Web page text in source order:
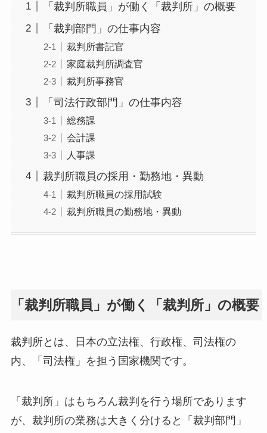
「裁判所職員」が働く「裁判所」の概要
「裁判部門」の仕事内容
裁判所書記官
家庭裁判所調査官
裁判所事務官
「司法行政部門」の仕事内容
総務課
会計課
人事課
裁判所職員の採用・勤務地・異動
裁判所職員の採用試験
裁判所職員の勤務地・異動
「裁判所職員」が働く「裁判所」の概要
裁判所とは、日本の立法権、行政権、司法権の
内、「司法権」を担う国家機関です。
「裁判所」はもちろん裁判を行う場所であります
が、裁判所の業務は大きく分けると「裁判部門」